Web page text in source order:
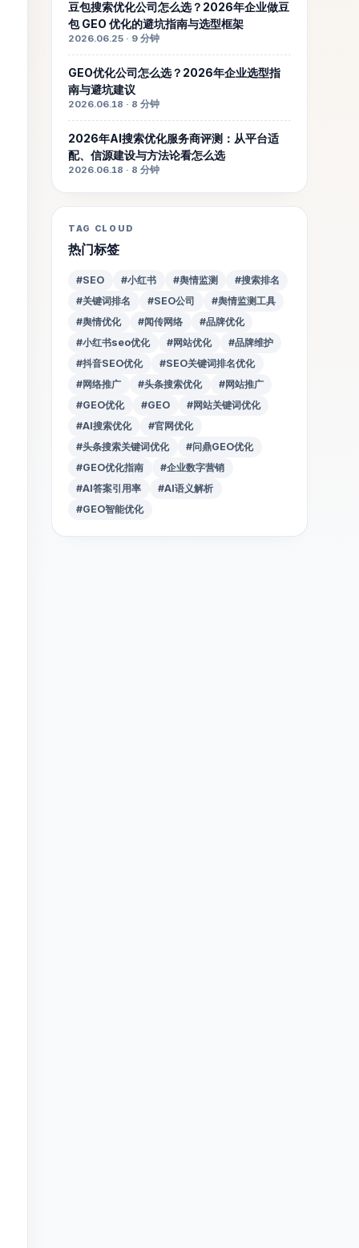
豆包搜索优化公司怎么选？2026年企业做豆
包 GEO 优化的避坑指南与选型框架
2026.06.25 · 9 分钟
GEO优化公司怎么选？2026年企业选型指
南与避坑建议
2026.06.18 · 8 分钟
2026年AI搜索优化服务商评测：从平台适
配、信源建设与方法论看怎么选
2026.06.18 · 8 分钟
TAG CLOUD
热门标签
#SEO #小红书 #舆情监测
#搜索排名
#关键词排名
#SEO公司
#舆情监测工具
#舆情优化
#闻传网络
#品牌优化
#小红书seo优化
#网站优化
#品牌维护
#抖音SEO优化
#SEO关键词排名优化
#网络推广
#头条搜索优化
#网站推广
#GEO优化
#GEO
#网站关键词优化
#AI搜索优化
#官网优化
#头条搜索关键词优化
#问鼎GEO优化
#GEO优化指南
#企业数字营销
#AI答案引用率
#AI语义解析
#GEO智能优化